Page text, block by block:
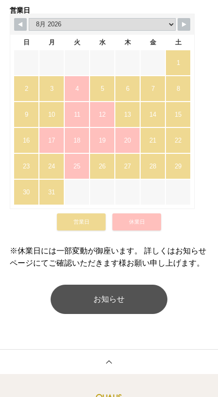
営業日
日 月 火 水 木 金 土
1
2 3 4 5 6 7 8
9 10 11 12 13 14 15
16 17 18 19 20 21 22
23 24 25 26 27 28 29
30 31
営業日 休業日
※休業日には一部変動が御座います。 詳しくはお知らせ
ページにてご確認いただきます様お願い申し上げます。
お知らせ